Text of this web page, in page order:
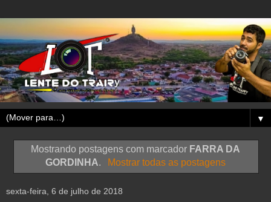
▼
Mostrando postagens com marcador FARRA DA
GORDINHA. Mostrar todas as postagens
sexta-feira, 6 de julho de 2018